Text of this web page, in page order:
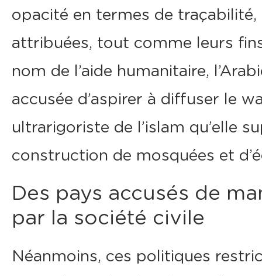
opacité en termes de
attribuées, tout comme leurs
nom de l’aide humanitaire,
accusée d’aspirer à diffuser le
ultrarigoriste de l’islam qu’elle
construction de mosquées et
Des pays accusés de
par la société civile
Néanmoins, ces politiques